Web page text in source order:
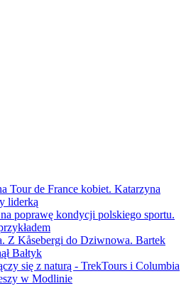
Tour de France kobiet. Katarzyna
liderką
poprawę kondycji polskiego sportu.
Z Kåsebergi do Dziwnowa. Bartek
Bałtyk
się z naturą - TrekTours i Columbia
w Modlinie